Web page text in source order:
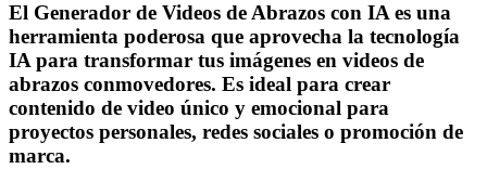
El Generador de Videos de Abrazos con IA es una
herramienta poderosa que aprovecha la tecnología
IA para transformar tus imágenes en videos de
abrazos conmovedores. Es ideal para crear
contenido de video único y emocional para
proyectos personales, redes sociales o promoción de
marca.